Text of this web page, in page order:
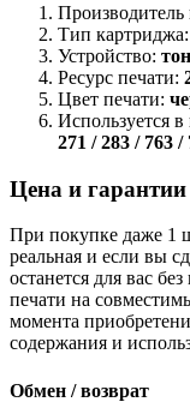
Производитель
Тип картриджа:
Устройство:
Ресурс печати:
Цвет печати:
Используется
271 / 283 / 763 /
Цена и гарантии
При покупке даже 1
реальная и если вы
останется для вас
печати на
момента
содержания и
Обмен / возврат